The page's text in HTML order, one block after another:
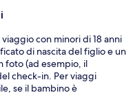
con minori di 18 anni
di nascita del figlio e un
foto (ad esempio, il
check-in. Per viaggi
se il bambino è